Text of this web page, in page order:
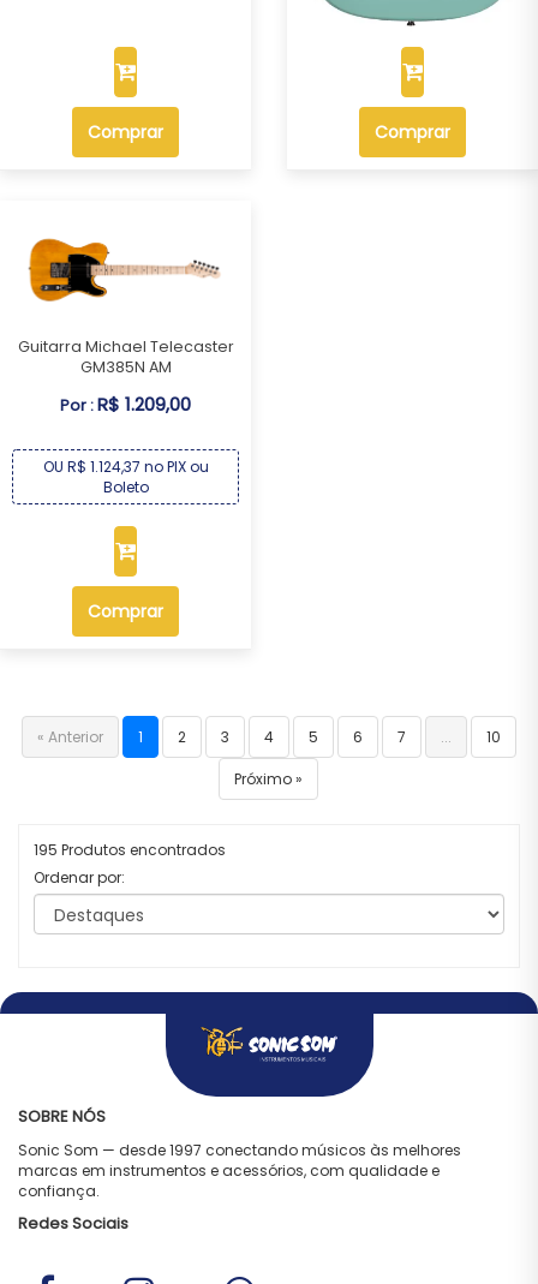
Comprar Comprar
Guitarra Michael Telecaster
GM385N AM
Por :R$ 1.209,00
OU R$ 1.124,37 no PIX ou
Boleto
Comprar
« Anterior 1 2 3 4 5 6 7 ... 10
Próximo »
195 Produtos encontrados
Ordenar por:
SOBRE NÓS
Sonic Som — desde 1997 conectando músicos às melhores
marcas em instrumentos e acessórios, com qualidade e
confiança.
Redes Sociais